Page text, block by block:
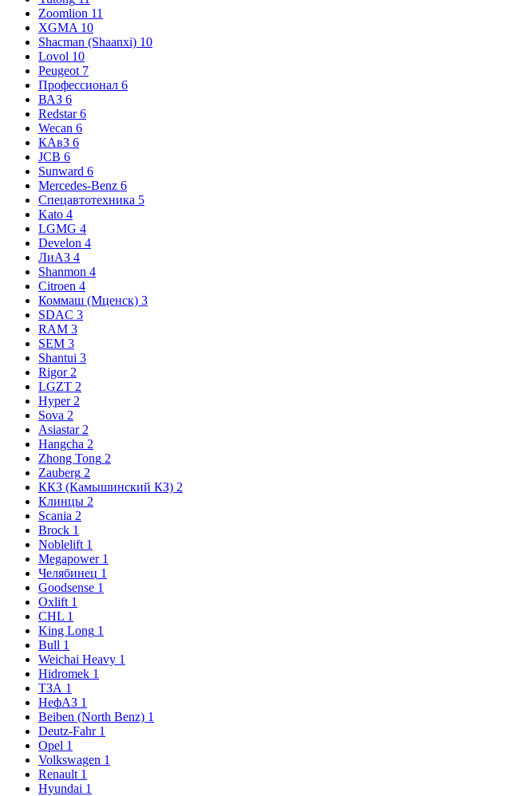
Zoomlion 11
XGMA 10
Shacman (Shaanxi) 10
Lovol 10
Peugeot 7
Профессионал 6
ВАЗ 6
Redstar 6
Wecan 6
КАвЗ 6
JCB 6
Sunward 6
Mercedes-Benz 6
Спецавтотехника 5
Kato 4
LGMG 4
Develon 4
ЛиАЗ 4
Shanmon 4
Citroen 4
Коммаш (Мценск) 3
SDAC 3
RAM 3
SEM 3
Shantui 3
Rigor 2
LGZT 2
Hyper 2
Sova 2
Asiastar 2
Hangcha 2
Zhong Tong 2
Zauberg 2
ККЗ (Камышинский КЗ) 2
Клинцы 2
Scania 2
Brock 1
Noblelift 1
Megapower 1
Челябинец 1
Goodsense 1
Oxlift 1
CHL 1
King Long 1
Bull 1
Weichai Heavy 1
Hidromek 1
ТЗА 1
НефАЗ 1
Beiben (North Benz) 1
Deutz-Fahr 1
Opel 1
Volkswagen 1
Renault 1
Hyundai 1